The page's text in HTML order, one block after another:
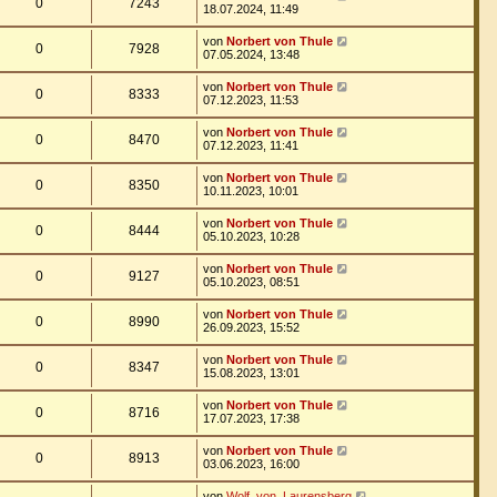
0 7243
18.07.2024, 11:49
0 7928 von Norbert von Thule
07.05.2024, 13:48
0 8333 von Norbert von Thule
07.12.2023, 11:53
0 8470 von Norbert von Thule
07.12.2023, 11:41
0 8350 von Norbert von Thule
10.11.2023, 10:01
0 8444 von Norbert von Thule
05.10.2023, 10:28
0 9127 von Norbert von Thule
05.10.2023, 08:51
0 8990 von Norbert von Thule
26.09.2023, 15:52
0 8347 von Norbert von Thule
15.08.2023, 13:01
0 8716 von Norbert von Thule
17.07.2023, 17:38
0 8913 von Norbert von Thule
03.06.2023, 16:00